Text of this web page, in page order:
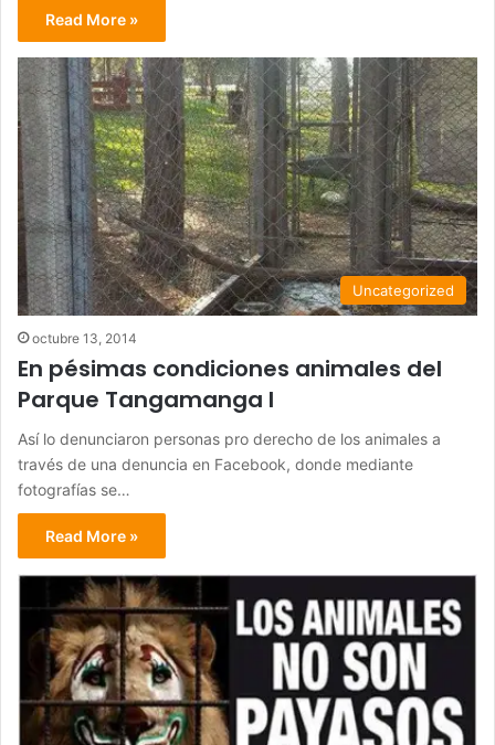
Read More »
Uncategorized
octubre 13, 2014
En pésimas condiciones animales del
Parque Tangamanga I
Así lo denunciaron personas pro derecho de los animales a
través de una denuncia en Facebook, donde mediante
fotografías se…
Read More »